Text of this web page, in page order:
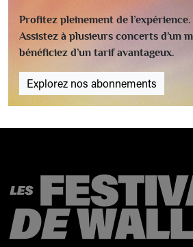
Profitez pleinement de l’expérience.
Assistez à plusieurs concerts d’un
bénéficiez d’un tarif avantageux.
Explorez nos abonnements